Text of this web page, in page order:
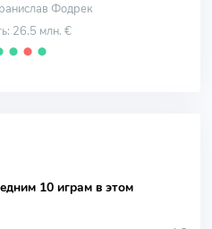
Фодрек
26.5 млн. €
⬤ ⬤ ⬤
10 играм в этом